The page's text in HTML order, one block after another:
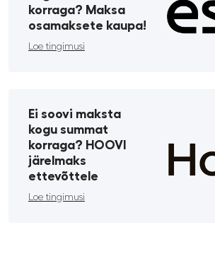
korraga? Maksa
osamaksete kaupa!
Loe tingimusi
Ei soovi maksta
kogu summat
korraga? HOOVI
järelmaks
ettevõttele
Loe tingimusi